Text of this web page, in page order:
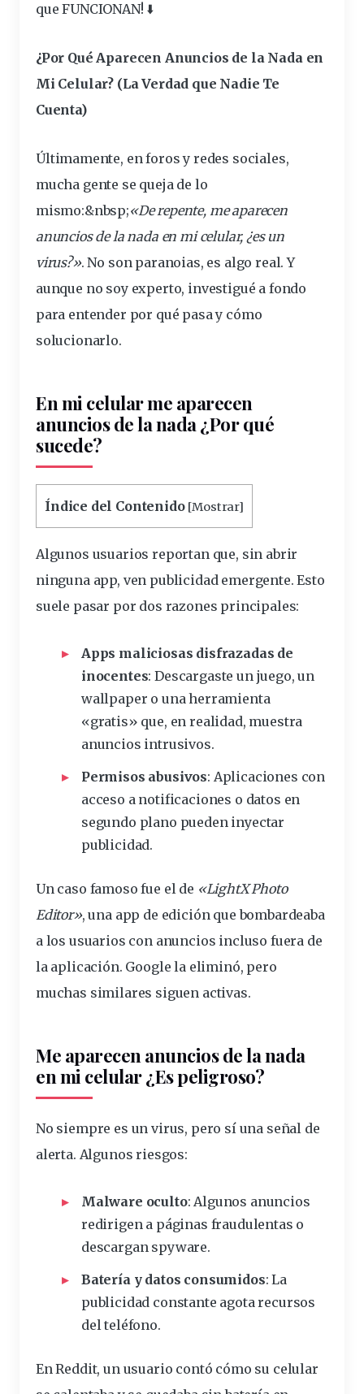
que FUNCIONAN! ⬇️
¿Por Qué Aparecen Anuncios de la Nada en
Mi Celular? (La Verdad que Nadie Te
Cuenta)
Últimamente, en foros y redes sociales,
mucha gente se queja de lo
mismo:&nbsp;«De repente, me aparecen
anuncios de la nada en micelular, ¿es un
virus?». No son paranoias, es algo real. Y
aunque no soy experto, investigué a fondo
para entender por qué pasa y cómo
solucionarlo.
En mi celular me aparecen
anuncios de la nada ¿Por qué
sucede?
Índice del Contenido [Mostrar]
Algunos usuarios reportan que, sin abrir
ninguna app, ven publicidad emergente. Esto
suele pasar por dos razones principales:
Apps maliciosas disfrazadas de
inocentes: Descargaste un juego, un
wallpaper o una herramienta
«gratis» que, en realidad, muestra
anuncios intrusivos.
Permisos abusivos: Aplicaciones con
acceso a notificaciones o datos en
segundo plano pueden inyectar
publicidad.
Un caso famoso fue el de «LightX Photo
Editor», una app de edición que bombardeaba
a los usuarios con anuncios incluso fuera de
la aplicación. Google la eliminó, pero
muchas similares siguen activas.
Me aparecen anuncios de la nada
en mi celular ¿Es peligroso?
No siempre es un virus, pero sí una señal de
alerta. Algunos riesgos:
Malware oculto: Algunos anuncios
redirigen a páginas fraudulentas o
descargan spyware.
Batería y datos consumidos: La
publicidad constante agota recursos
delteléfono.
En Reddit, un usuario contó cómo su celular